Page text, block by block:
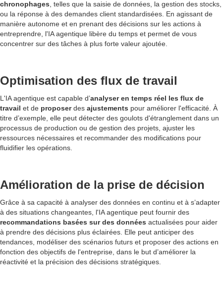
chronophages , telles que la saisie de données, la gestion des stocks,
ou la réponse à des demandes client standardisées. En agissant de
manière autonome et en prenant des décisions sur les actions à
entreprendre, l'IA agentique libère du temps et permet de vous
concentrer sur des tâches à plus forte valeur ajoutée.
Optimisation des flux de travail
L'IA agentique est capable d’analyser en temps réel les flux de
travail et de proposerdes ajustements pour améliorer l'efficacité. À
titre d’exemple, elle peut détecter des goulots d'étranglement dans un
processus de production ou de gestion des projets, ajuster les
ressources nécessaires et recommander des modifications pour
fluidifier les opérations.
Amélioration de la prise de décision
Grâce à sa capacité à analyser des données en continu et à s’adapter
à des situations changeantes, l'IA agentique peut fournir des
recommandations basées sur des données actualisées pour aider
à prendre des décisions plus éclairées. Elle peut anticiper des
tendances, modéliser des scénarios futurs et proposer des actions en
fonction des objectifs de l'entreprise, dans le but d’améliorer la
réactivité et la précision des décisions stratégiques.